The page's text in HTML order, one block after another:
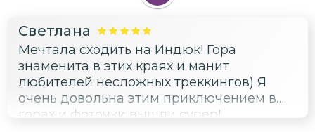
Светлана
Мечтала сходить на Индюк! Гора
знаменита в этих краях и манит
любителей несложных треккингов) Я
очень довольна этим приключением в
горах и фоточки вышли супер!